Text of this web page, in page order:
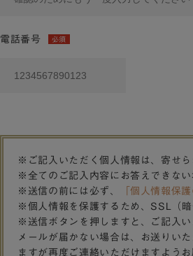
電話番号 必須
※ご記入いただく個人情報は、寄せ
※全てのご記入内容にお答えできな
※送信の前には必ず、
「個人情報保
※個人情報を保護するため、SSL（暗
※送信ボタンを押しますと、ご記入
メールが届かない場合は、お送りい
ますが再度ご連絡いただけますようお